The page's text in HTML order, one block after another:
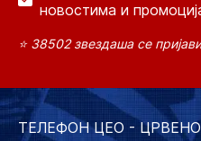
новостима и
⭐ 38502 звездаша се
ТЕЛЕФОН ЦЕО -